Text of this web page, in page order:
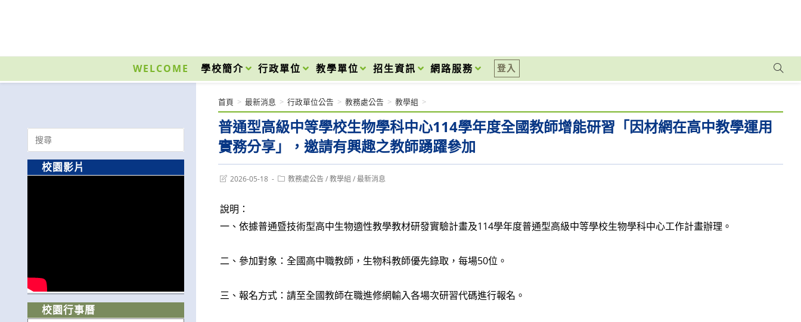
內
WELCOME 學校簡介 行政單位 教學單位 招生資訊 網路服務 登入
普通型高級中等學校生物學科中心114學年度全國教師增能研習「因材網在高中教學運用
實務分享」，邀請有興趣之教師踴躍參加
首頁 > 最新消息 > 行政單位公告 > 教務處公告 > 教學組 >
Post2026-05-18
Post教務處公告 / 教學組 / 最新消息
說明：
一、依據普通暨技術型高中生物適性教學教材研發實驗計畫及114學年度普通型高級中等學校生物學科中心工作計畫辦理。
二、參加對象：全國高中職教師，生物科教師優先錄取，每場50位。
三、報名方式：請至全國教師在職進修網輸入各場次研習代碼進行報名。
Search
for:
校園影片
校園行事曆